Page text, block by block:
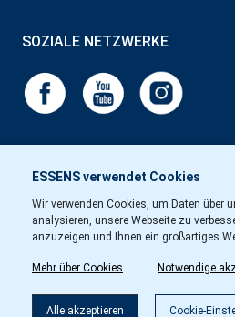
ESSENS verwendet Cookies
Wir verwenden Cookies, um Daten über
analysieren, unsere Webseite zu
anzuzeigen und Ihnen ein großartiges
Mehr über Cookies Notwendige
Alle akzeptieren Cookie-
SOZIALE NETZWERKE